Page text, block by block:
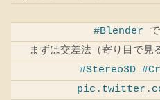
#Blender
まずは交差法（寄り目で見
#Stereo3D